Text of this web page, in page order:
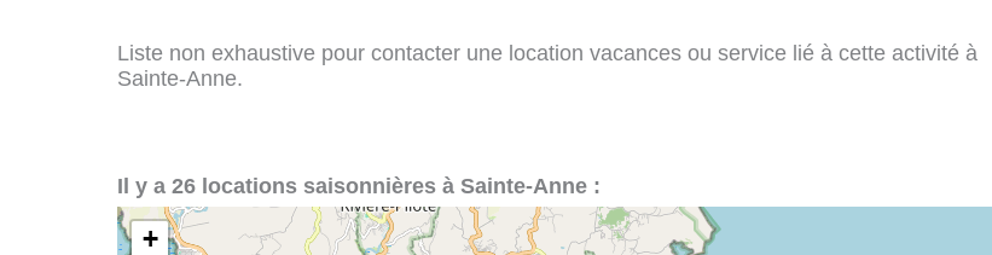
Liste non exhaustive pour contacter une location vacances ou service lié à cette activité à
Sainte-Anne.
Il y a 26 locations saisonnières à Sainte-Anne :
+